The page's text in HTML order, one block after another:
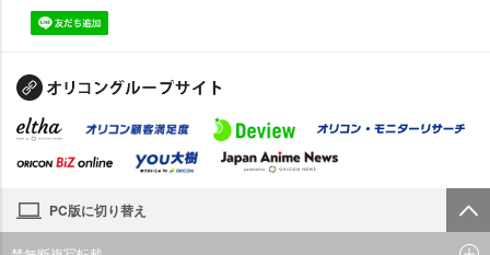
PC版に切り替え